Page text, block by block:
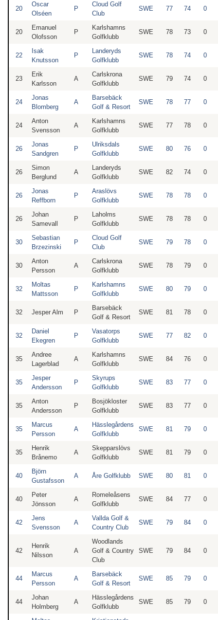
20
Oscar
Olséen
P
Cloud Golf
Club
SWE 77 74 0
20
Emanuel
Olofsson
P
Karlshamns
Golfklubb
SWE 78 73 0
22
Isak
Knutsson
P
Landeryds
Golfklubb
SWE 78 74 0
23
Erik
Karlsson
A
Carlskrona
Golfklubb
SWE 79 74 0
24
Jonas
Blomberg
A
Barsebäck
Golf & Resort
SWE 78 77 0
24
Anton
Svensson
A
Karlshamns
Golfklubb
SWE 77 78 0
26
Jonas
Sandgren
P
Ulriksdals
Golfklubb
SWE 80 76 0
26
Simon
Berglund
A
Landeryds
Golfklubb
SWE 82 74 0
26
Jonas
Reffborn
P
Araslövs
Golfklubb
SWE 78 78 0
26
Johan
Samevall
P
Laholms
Golfklubb
SWE 78 78 0
30
Sebastian
Brzezinski
P
Cloud Golf
Club
SWE 79 78 0
30
Anton
Persson
A
Carlskrona
Golfklubb
SWE 78 79 0
32
Moltas
Mattsson
P
Karlshamns
Golfklubb
SWE 80 79 0
32 Jesper Alm P
Barsebäck
Golf & Resort
SWE 81 78 0
32
Daniel
Ekegren
P
Vasatorps
Golfklubb
SWE 77 82 0
35
Andree
Lagerblad
A
Karlshamns
Golfklubb
SWE 84 76 0
35
Jesper
Andersson
P
Skyrups
Golfklubb
SWE 83 77 0
35
Anton
Andersson
P
Bosjökloster
Golfklubb
SWE 83 77 0
35
Marcus
Persson
A
Hässlegårdens
Golfklubb
SWE 81 79 0
35
Henrik
Brånemo
A
Skepparslövs
Golfklubb
SWE 81 79 0
40
Björn
Gustafsson
A Åre Golfklubb SWE 80 81 0
40
Peter
Jönsson
A
Romeleåsens
Golfklubb
SWE 84 77 0
42
Jens
Svensson
A
Vallda Golf &
Country Club
SWE 79 84 0
42
Henrik
Nilsson
A
Woodlands
Golf & Country
Club
SWE 79 84 0
44
Marcus
Persson
A
Barsebäck
Golf & Resort
SWE 85 79 0
44
Johan
Holmberg
A
Hässlegårdens
Golfklubb
SWE 85 79 0